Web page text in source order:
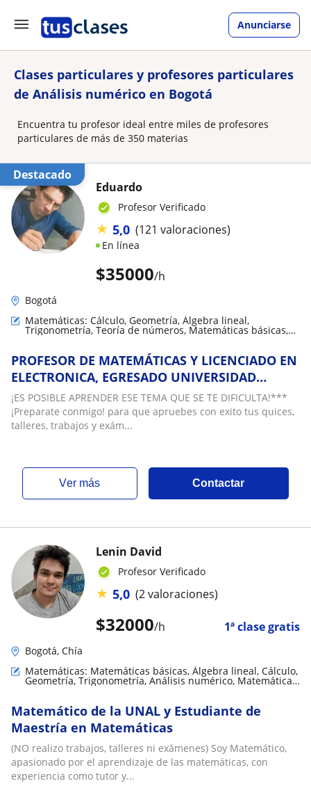
Anunciarse
Clases particulares y profesores particulares
de Análisis numérico en Bogotá
Encuentra tu profesor ideal entre miles de profesores
particulares de más de 350 materias
Destacado
$35000/h
Eduardo
Profesor Verificado
★ 5,0 (121 valoraciones)
En línea
Bogotá
Matemáticas: Cálculo, Geometría, Álgebra lineal,
Trigonometría, Teoría de números, Matemáticas básicas,
Matemáticas discretas, Matemáticas aplicadas, Análisis
PROFESOR DE MATEMÁTICAS Y LICENCIADO EN
ELECTRONICA, EGRESADO UNIVERSIDAD
NACIONAL DE COLOMBIA Y UNIVERSIDAD
PEDAGOGICA NACIONAL
¡ES POSIBLE APRENDER ESE TEMA QUE SE TE DIFICULTA!***
¡Preparate conmigo! para que apruebes con exito tus quices,
talleres, trabajos y exám...
ver más Contactar
$32000/h 1ª clase gratis
Lenin David
Profesor Verificado
★ 5,0 (2 valoraciones)
Bogotá, Chía
Matemáticas: Matemáticas básicas, Álgebra lineal, Cálculo,
Geometría, Trigonometría, Análisis numérico, Matemáticas
aplicadas, Matemáticas discretas
Matemático de la UNAL y Estudiante de
Maestría en Matemáticas
(NO realizo trabajos, talleres ni exámenes) Soy Matemático,
apasionado por el aprendizaje de las matemáticas, con
experiencia como tutor y...